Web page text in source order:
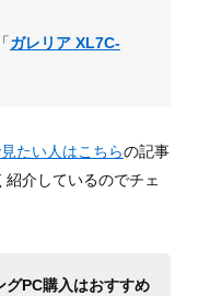
ガレリア XL7C-
たい人はこちらの記事
介しているのでチェ
グPC購入はおすすめ